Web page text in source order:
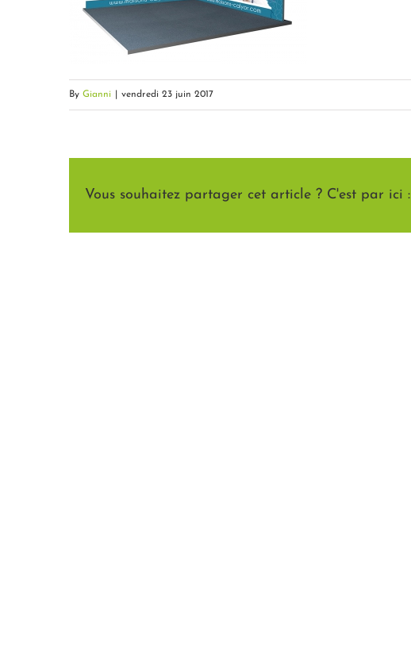
By Gianni vendredi 23 juin 2017
Vous souhaitez partager cet article ? C'est par ici :